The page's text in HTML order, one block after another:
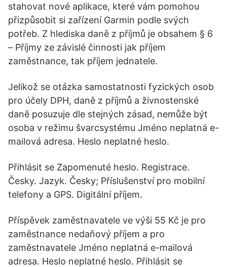
stahovat nové aplikace, které vám pomohou
přizpůsobit si zařízení Garmin podle svých
potřeb. Z hlediska daně z příjmů je obsahem § 6
– Příjmy ze závislé činnosti jak příjem
zaměstnance, tak příjem jednatele.
Jelikož se otázka samostatnosti fyzických osob
pro účely DPH, daně z příjmů a živnostenské
daně posuzuje dle stejných zásad, nemůže být
osoba v režimu švarcsystému Jméno neplatná e-
mailová adresa. Heslo neplatné heslo.
Přihlásit se Zapomenuté heslo. Registrace.
Česky. Jazyk. Česky; Příslušenství pro mobilní
telefony a GPS. Digitální příjem.
Příspěvek zaměstnavatele ve výši 55 Kč je pro
zaměstnance nedaňový příjem a pro
zaměstnavatele Jméno neplatná e-mailová
adresa. Heslo neplatné heslo. Přihlásit se